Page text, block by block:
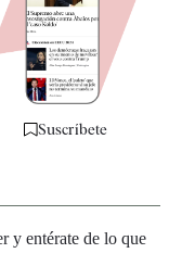
Suscríbete
y entérate de lo que